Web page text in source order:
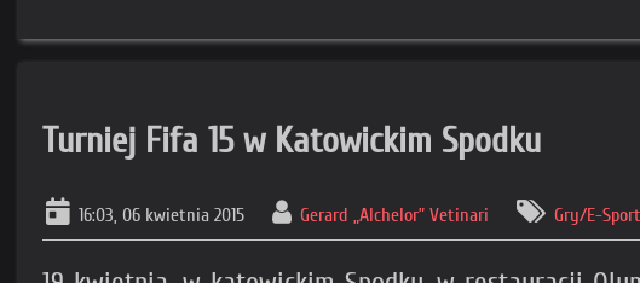
Turniej Fifa 15 w Katowickim Spodku
16:03, 06 kwietnia 2015 Gerard „Alchelor” Vetinari Gry/E-Sport